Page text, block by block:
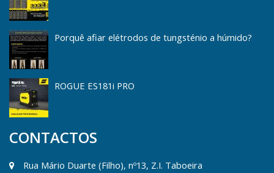
Porquê afiar elétrodos de tungsténio a húmido?
ROGUE ES181i PRO
CONTACTOS
Rua Mário Duarte (Filho), nº13, Z.I. Taboeira